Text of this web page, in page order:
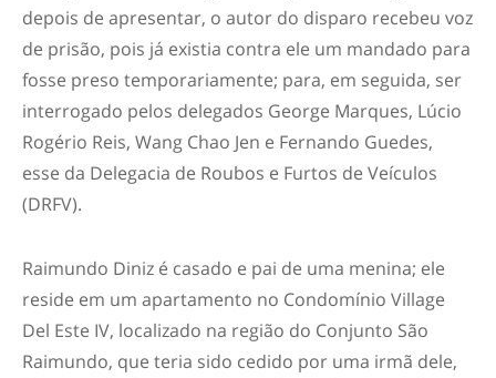
depois de apresentar, o autor do disparo recebeu voz
de prisão, pois já existia contra ele um mandado para
fosse preso temporariamente; para, em seguida, ser
interrogado pelos delegados George Marques, Lúcio
Rogério Reis, Wang Chao Jen e Fernando Guedes,
esse da Delegacia de Roubos e Furtos de Veículos
(DRFV).
Raimundo Diniz é casado e pai de uma menina; ele
reside em um apartamento no Condomínio Village
Del Este IV, localizado na região do Conjunto São
Raimundo, que teria sido cedido por uma irmã dele,